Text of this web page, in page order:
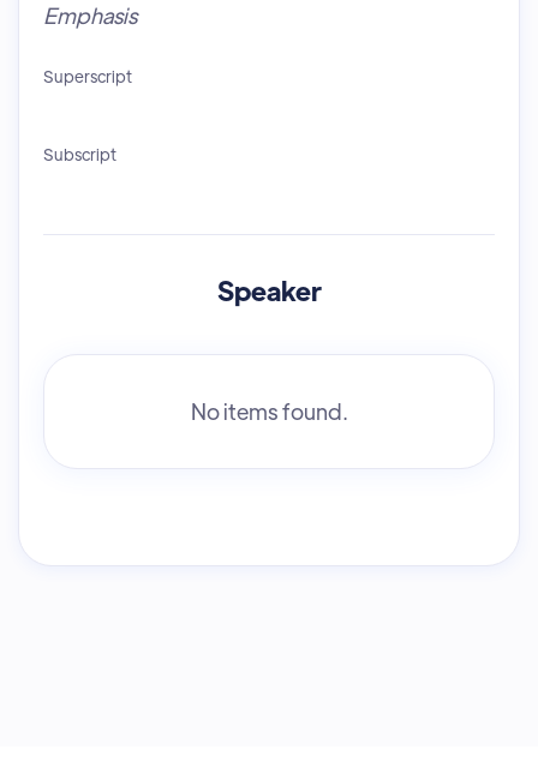
Emphasis
Superscript
Subscript
Speaker
No items found.